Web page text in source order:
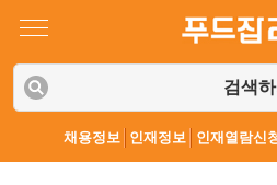
검색하
채용정보 인재정보 인재열람신